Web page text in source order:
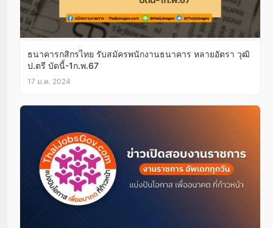
ธนาคารกสิกรไทย รับสมัครพนักงานธนาคาร หลายอัตรา วุฒิ
ป.ตรี บัดนี้-1ก.พ.67
17 ม.ค. 2024